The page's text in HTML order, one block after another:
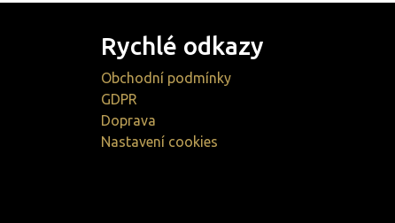
Rychlé odkazy
Obchodní podmínky
GDPR
Doprava
Nastavení cookies